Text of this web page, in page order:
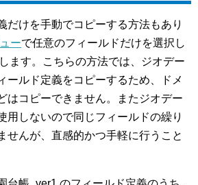
だけを手動でコピーする方法もあり
ーで任意のフィールドだけを選択し
ます。こちらの方法では、ジオデー
ールド定義をコピーするため、ドメ
はコピーできません。またジオデー
用しないので同じフィールドの繰り
せんが、直感的かつ手軽に行うこと